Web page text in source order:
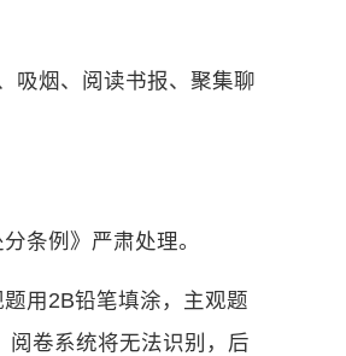
吸烟、阅读书报、聚集聊
条例》严肃处理。
用2B铅笔填涂，主观题
阅卷系统将无法识别，后